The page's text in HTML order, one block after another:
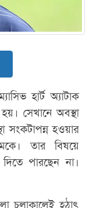
হার্ট অ্যাটাক
সেখানে অবস্থা
হওয়ার
তার বিষয়ে
পারছেন না।
চলাকালেই হঠাৎ